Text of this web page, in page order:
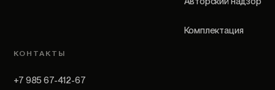
Комплектация
КОНТАКТЫ
+7 985 67-412-67